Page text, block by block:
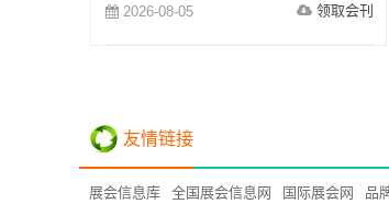
2026-08-05 领取会刊
友情链接
展会信息库 全国展会信息网 国际展会网 品